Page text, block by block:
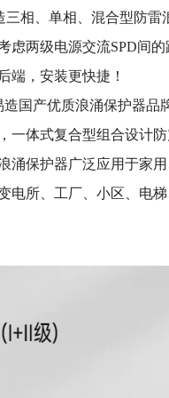
三相、单相、混合型防雷
虑两级电源交流SPD间
端，安装更快捷！
国产优质浪涌保护器品
一体式复合型组合设计
涌保护器广泛应用于家
电所、工厂、小区、电